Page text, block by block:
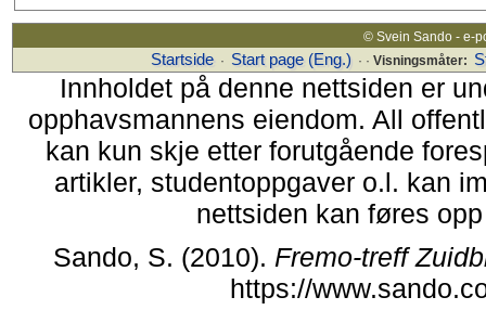
© Svein Sando - e-
Startside · Start page (Eng.) · · Visningsmåter:
Innholdet på denne nettsiden er
opphavsmannens eiendom. All
kan kun skje etter forutgående
artikler, studentoppgaver o.l. kan
nettsiden kan føres
Sando, S. (2010). Fremo-treff
https://